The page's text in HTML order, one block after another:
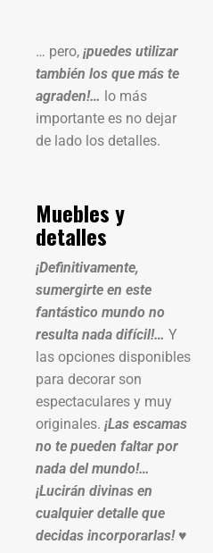
… pero, ¡puedes utilizar
también los que más te
agraden!… lo más
importante es no dejar
de lado los detalles.
Muebles y
detalles
¡Definitivamente,
sumergirte en este
fantástico mundo no
resulta nada difícil!… Y
las opciones disponibles
para decorar son
espectaculares y muy
originales. ¡Las escamas
no te pueden faltar por
nada del mundo!…
¡Lucirán divinas en
cualquier detalle que
decidas incorporarlas! ♥